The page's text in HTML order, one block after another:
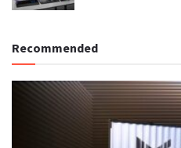
Recommended